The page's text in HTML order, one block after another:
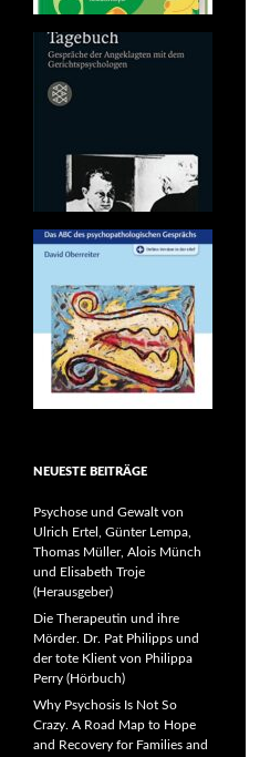
NEUESTE BEITRÄGE
Psychose und Gewalt von
Ulrich Ertel, Günter Lempa,
Thomas Müller, Alois Münch
und Elisabeth Troje
(Herausgeber)
Die Therapeutin und ihre
Mörder. Dr. Pat Philipps und
der tote Klient von Philippa
Perry (Hörbuch)
Why Psychosis Is Not So
Crazy. A Road Map to Hope
and Recovery for Families and